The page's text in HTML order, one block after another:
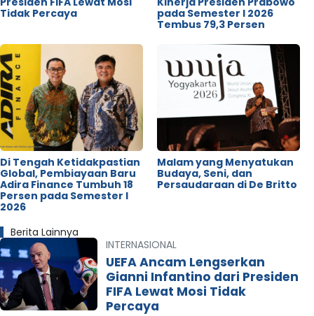
Tidak Percaya
pada Semester I 2026
Tembus 79,3 Persen
Di Tengah Ketidakpastian
Global, Pembiayaan Baru
Adira Finance Tumbuh 18
Persen pada Semester I
2026
Malam yang Menyatukan
Budaya, Seni, dan
Persaudaraan di De Britto
Berita Lainnya
INTERNASIONAL
UEFA Ancam Lengserkan
Gianni Infantino dari Presiden
FIFA Lewat Mosi Tidak
Percaya